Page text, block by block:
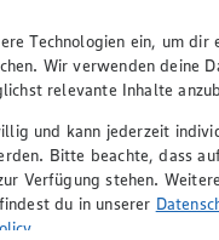
Technologien ein, um
Wir verwenden deine
relevante Inhalte
und kann jederzeit
Bitte beachte, dass
Verfügung stehen.
du in unserer
.